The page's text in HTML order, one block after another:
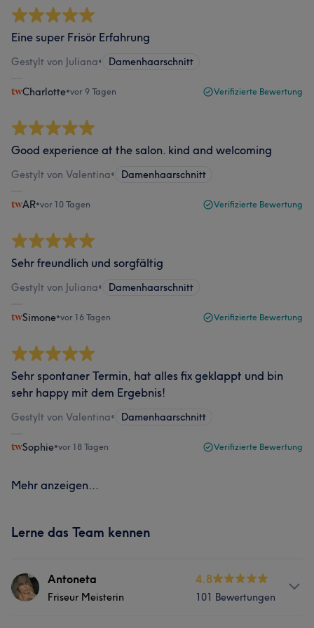
Eine super Frisör Erfahrung
Gestylt von Juliana• Damenhaarschnitt
Charlotte•vor 9 Tagen Verifizierte Bewertung
Good experience at the salon. kind and welcoming
Gestylt von Valentina• Damenhaarschnitt
AR•vor 10 Tagen Verifizierte Bewertung
Sehr freundlich und sorgfältig
Gestylt von Juliana• Damenhaarschnitt
Simone•vor 16 Tagen Verifizierte Bewertung
Sehr spontaner Termin, hat alles fix geklappt und bin
sehr happy mit dem Ergebnis!
Gestylt von Valentina• Damenhaarschnitt
Sophie•vor 18 Tagen Verifizierte Bewertung
Mehr anzeigen...
Lerne das Team kennen
Antoneta
Friseur Meisterin
4.8
101 Bewertungen